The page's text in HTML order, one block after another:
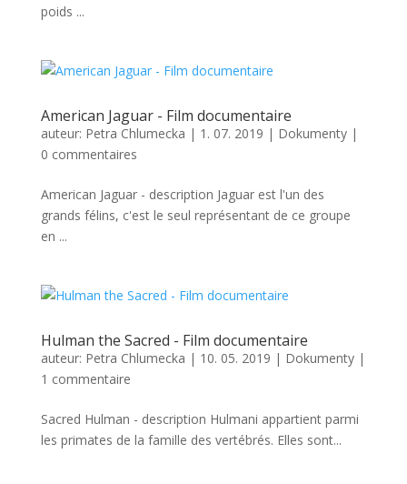
poids ...
American Jaguar - Film documentaire
auteur: Petra Chlumecka | 1. 07. 2019 | Dokumenty|
0 commentaires
American Jaguar - description Jaguar est l'un des
grands félins, c'est le seul représentant de ce groupe
en ...
Hulman the Sacred - Film documentaire
auteur: Petra Chlumecka | 10. 05. 2019 | Dokumenty|
1 commentaire
Sacred Hulman - description Hulmani appartient parmi
les primates de la famille des vertébrés. Elles sont...